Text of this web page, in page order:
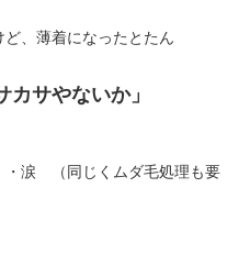
、薄着になったとたん
カサやないか」
・涙 （同じくムダ毛処理も要